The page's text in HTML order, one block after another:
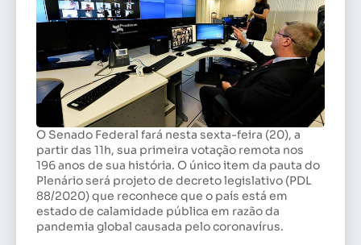
O Senado Federal fará nesta sexta-feira (20), a
partir das 11h, sua primeira votação remota nos
196 anos de sua história. O único item da pauta do
Plenário será projeto de decreto legislativo (PDL
88/2020) que reconhece que o país está em
estado de calamidade pública em razão da
pandemia global causada pelo coronavírus.